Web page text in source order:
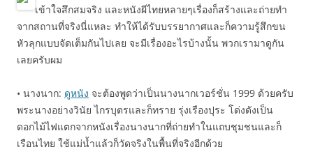
เข้าใจสึกสมจริง และหนังผีไทยหลายๆเรื่องก็สร้างและถ่ายทำ
จากสถานที่จริงนี่แหละ ทำให้ได้รับบรรยากาศและก็ความรู้สึกขน
หัวลุกแบบจัดเต็มกันไปเลย จะมีเรื่องอะไรบ้างนั้น พวกเรามาดูกัน
เลยครับผม
• นางนาก: ดูหนัง จะต้องพูดว่าเป็นนางนากเวอร์ชั่น 1999 ด้วยครับ
พระนางอย่างวินัย ไกรบุตรและก็ทราย รุ่งเรืองปุระ โด่งดังเป็น
ดอกไม้ไฟแตกจากหนังเรื่องนางนากที่ถ่ายทำในแถบชุมชนและก็
เรือนไทย ใช้แม่น้ำแล้วก็วัดจริงในพื้นที่จริงอีกด้วย